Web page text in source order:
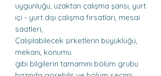
uygunluğu, uzaktan çalışma şansı, yurt
içi - yurt dışı çalışma fırsatları, mesai
saatleri,
Çalışılabilecek şirketlerin büyüklüğü,
mekanı, konumu
gibi bilgilerin tamamını bölüm grubu